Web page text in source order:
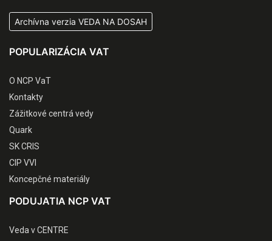
Archívna verzia VEDA NA DOSAH
POPULARIZÁCIA VAT
O NCP VaT
Kontakty
Zážitkové centrá vedy
Quark
SK CRIS
CIP VVI
Koncepčné materiály
PODUJATIA NCP VAT
Veda v CENTRE